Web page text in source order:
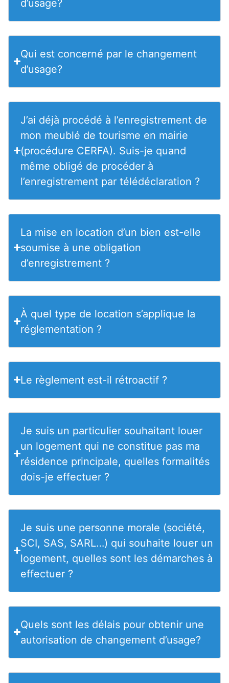
d’usage?
Qui est concerné par le changement
d’usage?
J’ai déjà procédé à l’enregistrement de
mon meublé de tourisme en mairie
(procédure CERFA). Suis-je quand
même obligé de procéder à
l’enregistrement par télédéclaration ?
La mise en location d’un bien est-elle
soumise à une obligation
d’enregistrement ?
À quel type de location s’applique la
réglementation ?
Le règlement est-il rétroactif ?
Je suis un particulier souhaitant louer
un logement qui ne constitue pas ma
résidence principale, quelles formalités
dois-je effectuer ?
Je suis une personne morale (société,
SCI, SAS, SARL…) qui souhaite louer un
logement, quelles sont les démarches à
effectuer ?
Quels sont les délais pour obtenir une
autorisation de changement d’usage?